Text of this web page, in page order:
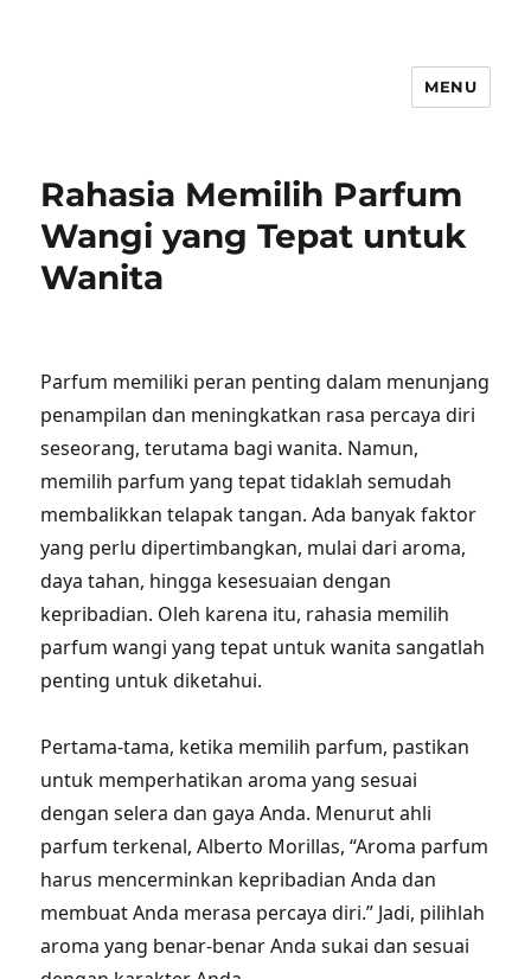
MENU
Rahasia Memilih Parfum
Wangi yang Tepat untuk
Wanita
Parfum memiliki peran penting dalam menunjang
penampilan dan meningkatkan rasa percaya diri
seseorang, terutama bagi wanita. Namun,
memilih parfum yang tepat tidaklah semudah
membalikkan telapak tangan. Ada banyak faktor
yang perlu dipertimbangkan, mulai dari aroma,
daya tahan, hingga kesesuaian dengan
kepribadian. Oleh karena itu, rahasia memilih
parfum wangi yang tepat untuk wanita sangatlah
penting untuk diketahui.
Pertama-tama, ketika memilih parfum, pastikan
untuk memperhatikan aroma yang sesuai
dengan selera dan gaya Anda. Menurut ahli
parfum terkenal, Alberto Morillas, “Aroma parfum
harus mencerminkan kepribadian Anda dan
membuat Anda merasa percaya diri.” Jadi, pilihlah
aroma yang benar-benar Anda sukai dan sesuai